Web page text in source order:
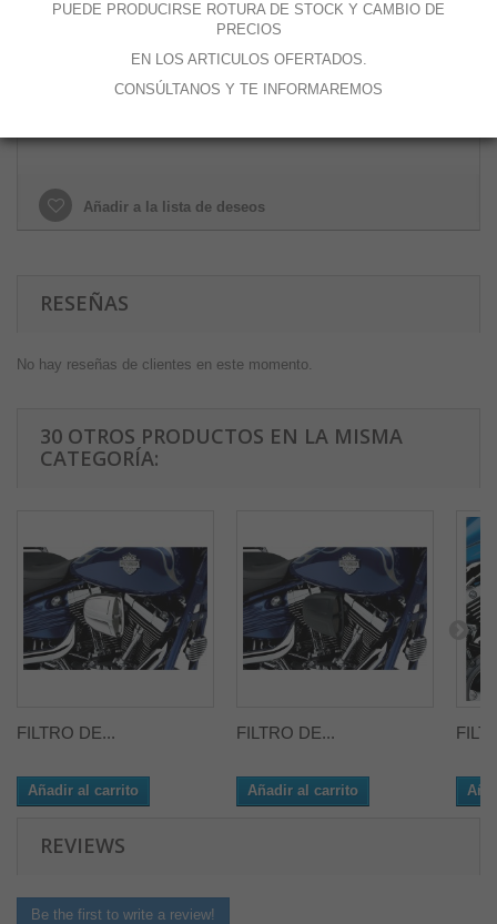
Añadir a la lista de deseos
RESEÑAS
No hay reseñas de clientes en este momento.
30 OTROS PRODUCTOS EN LA MISMA
CATEGORÍA:
FILTRO DE...
Añadir al carrito
FILTRO DE...
Añadir al carrito
REVIEWS
Be the first to write a review!
PUEDE PRODUCIRSE ROTURA DE STOCK Y CAMBIO DE
PRECIOS
EN LOS ARTICULOS OFERTADOS.
CONSÚLTANOS Y TE INFORMAREMOS